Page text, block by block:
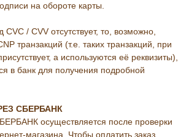
на обороте карты.
/ CVV отсутствует, то, возможно,
транзакций (т.е. таких транзакций, при
а используются её реквизиты),
в банк для получения подробной
СБЕРБАНК
осуществляется после проверки
магазина. Чтобы оплатить заказ,